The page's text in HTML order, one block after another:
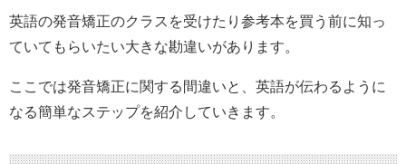
英語の発音矯正のクラスを受けたり参考本を買う前に知っ
ていてもらいたい大きな勘違いがあります。
ここでは発音矯正に関する間違いと、英語が伝わるように
なる簡単なステップを紹介していきます。